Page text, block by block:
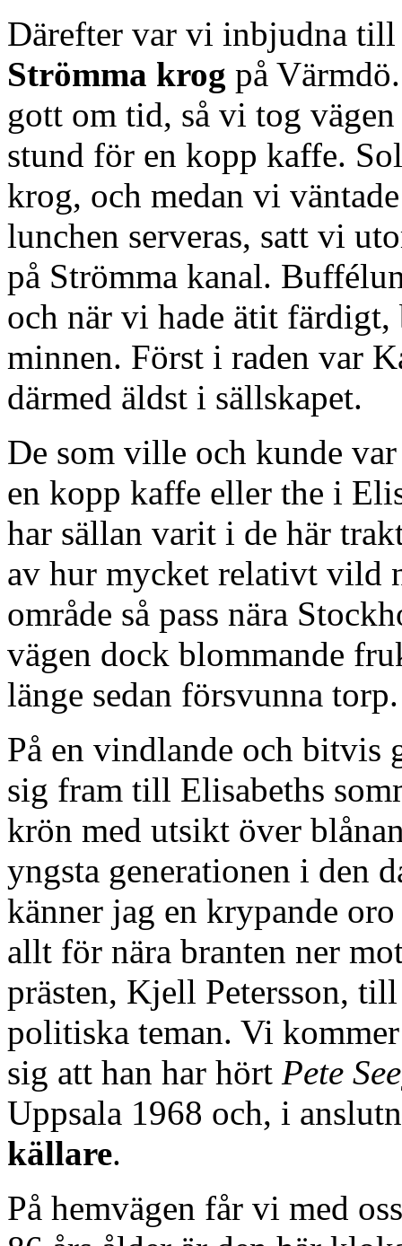
Därefter var vi inbjudna till
Strömma krog på
gott om tid, så vi tog
stund för en kopp kaffe.
krog, och medan vi
lunchen serveras, satt vi
på Strömma kanal.
och när vi hade ätit färdigt,
minnen. Först i raden var
därmed äldst i sällskapet.
De som ville och kunde
en kopp kaffe eller the i
har sällan varit i de här
av hur mycket relativt vild
område så pass nära
vägen dock blommande
länge sedan försvunna torp.
På en vindlande och bitvis
sig fram till Elisabeths
krön med utsikt över
yngsta generationen i den
känner jag en krypande
allt för nära branten ner
prästen, Kjell Petersson,
politiska teman. Vi
sig att han har hört Pete
Uppsala 1968 och, i
källare.
På hemvägen får vi med